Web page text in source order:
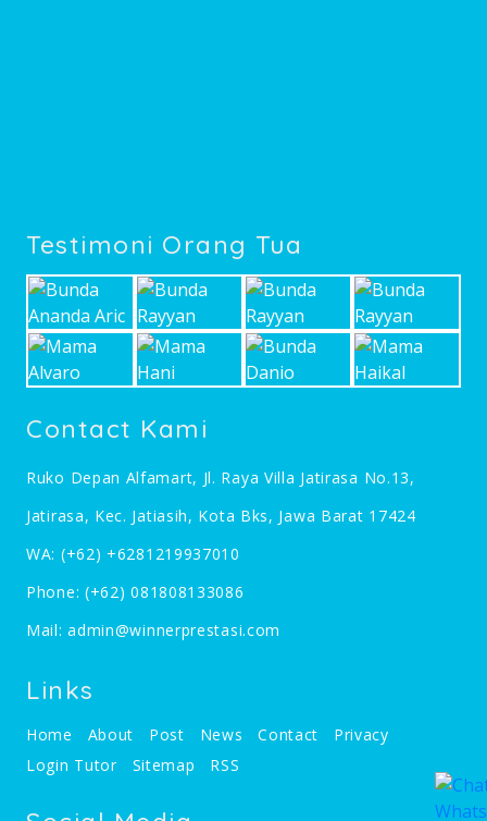
Testimoni Orang Tua
Contact Kami
Ruko Depan Alfamart, Jl. Raya Villa Jatirasa No.13,
Jatirasa, Kec. Jatiasih, Kota Bks, Jawa Barat 17424
WA: (+62) +6281219937010
Phone: (+62) 081808133086
Mail:admin@winnerprestasi.com
Links
Home About Post News Contact
Privacy
Login Tutor
Sitemap RSS